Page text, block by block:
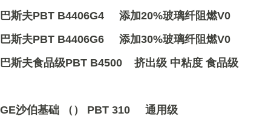
巴斯夫PBT B4406G4 添加20%玻璃纤阻燃V0
巴斯夫PBT B4406G6 添加30%玻璃纤阻燃V0
巴斯夫食品级PBT B4500 挤出级 中粘度 食品级
GE沙伯基础 （） PBT 310 通用级